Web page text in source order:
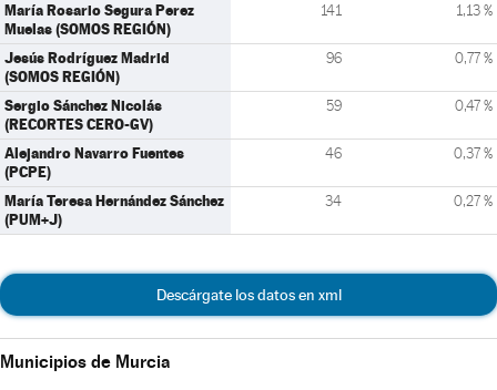
María Rosario Segura Perez
Muelas (SOMOS REGIÓN)
141 1,13 %
Jesús Rodríguez Madrid
(SOMOS REGIÓN)
96 0,77 %
Sergio Sánchez Nicolás
(RECORTES CERO-GV)
59 0,47 %
Alejandro Navarro Fuentes
(PCPE)
46 0,37 %
María Teresa Hernández Sánchez
(PUM+J)
34 0,27 %
Descárgate los datos en xml
Municipios de Murcia